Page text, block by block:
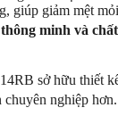
giúp giảm mệt
minh và
sở hữu thiết
chuyên nghiệp hơn.